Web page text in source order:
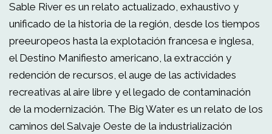
Sable River es un relato actualizado, exhaustivo y
unificado de la historia de la región, desde los tiempos
preeuropeos hasta la explotación francesa e inglesa,
el Destino Manifiesto americano, la extracción y
redención de recursos, el auge de las actividades
recreativas al aire libre y el legado de contaminación
de la modernización. The Big Water es un relato de los
caminos del Salvaje Oeste de la industrialización